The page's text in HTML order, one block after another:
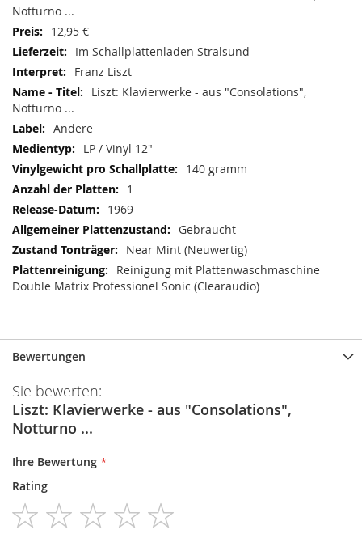
Notturno ...
12,95 €
Im Schallplattenladen Stralsund
Franz Liszt
Liszt: Klavierwerke - aus "Consolations",
Notturno ...
Andere
LP / Vinyl 12"
140 gramm
1
1969
Gebraucht
Near Mint (Neuwertig)
Reinigung mit Plattenwaschmaschine
Double Matrix Professionel Sonic (Clearaudio)
Bewertungen
Sie bewerten:
Liszt: Klavierwerke - aus "Consolations",
Notturno ...
Ihre Bewertung
Rating
1
star
2
stars
3
stars
4
stars